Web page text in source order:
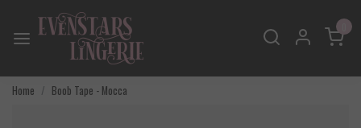
Home Boob Tape - Mocca